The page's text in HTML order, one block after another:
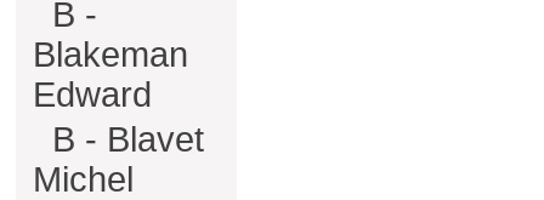
B -
Blakeman
Edward
B - Blavet
Michel